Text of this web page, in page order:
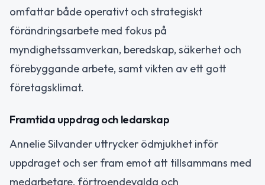
omfattar både operativt och strategiskt
förändringsarbete med fokus på
myndighetssamverkan, beredskap, säkerhet och
förebyggande arbete, samt vikten av ett gott
företagsklimat.
Framtida uppdrag och ledarskap
Annelie Silvander uttrycker ödmjukhet inför
uppdraget och ser fram emot att tillsammans med
medarbetare, förtroendevalda och